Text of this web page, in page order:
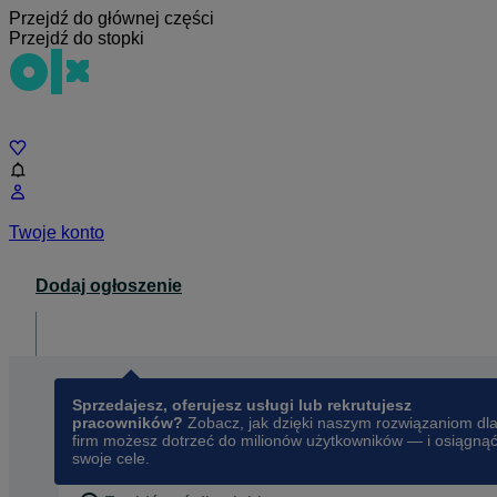
Przejdź do głównej części
Przejdź do stopki
Twoje konto
Dodaj ogłoszenie
Sprzedajesz, oferujesz usługi lub rekrutujesz
pracowników? Zobacz, jak dzięki naszym rozwiązaniom dla
firm możesz dotrzeć do milionów użytkowników — i osiągnąć
swoje cele.